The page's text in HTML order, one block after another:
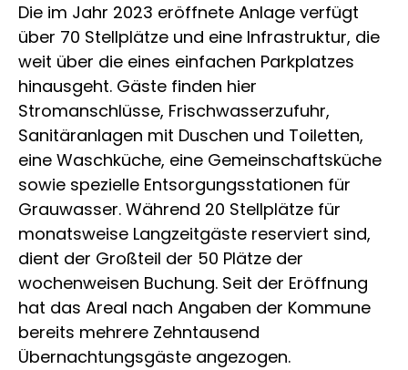
Die im Jahr 2023 eröffnete Anlage verfügt
über 70 Stellplätze und eine Infrastruktur, die
weit über die eines einfachen Parkplatzes
hinausgeht. Gäste finden hier
Stromanschlüsse, Frischwasserzufuhr,
Sanitäranlagen mit Duschen und Toiletten,
eine Waschküche, eine Gemeinschaftsküche
sowie spezielle Entsorgungsstationen für
Grauwasser. Während 20 Stellplätze für
monatsweise Langzeitgäste reserviert sind,
dient der Großteil der 50 Plätze der
wochenweisen Buchung. Seit der Eröffnung
hat das Areal nach Angaben der Kommune
bereits mehrere Zehntausend
Übernachtungsgäste angezogen.